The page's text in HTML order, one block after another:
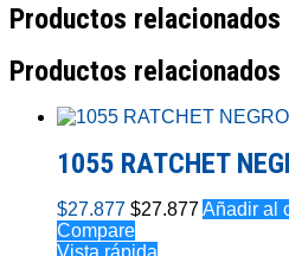
Productos relacionados
Productos relacionados
1055 RATCHET
$27.877 $27.877Añadir al
Compare
Vista rápida